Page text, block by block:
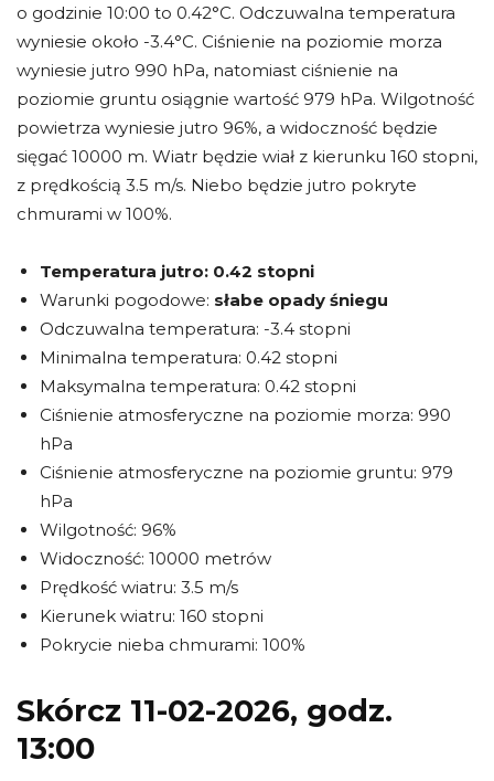
o godzinie 10:00 to 0.42°C. Odczuwalna temperatura
wyniesie około -3.4°C. Ciśnienie na poziomie morza
wyniesie jutro 990 hPa, natomiast ciśnienie na
poziomie gruntu osiągnie wartość 979 hPa. Wilgotność
powietrza wyniesie jutro 96%, a widoczność będzie
sięgać 10000 m. Wiatr będzie wiał z kierunku 160 stopni,
z prędkością 3.5 m/s. Niebo będzie jutro pokryte
chmurami w 100%.
Temperatura jutro: 0.42 stopni
Warunki pogodowe: słabe opady śniegu
Odczuwalna temperatura: -3.4 stopni
Minimalna temperatura: 0.42 stopni
Maksymalna temperatura: 0.42 stopni
Ciśnienie atmosferyczne na poziomie morza: 990
hPa
Ciśnienie atmosferyczne na poziomie gruntu: 979
hPa
Wilgotność: 96%
Widoczność: 10000 metrów
Prędkość wiatru: 3.5 m/s
Kierunek wiatru: 160 stopni
Pokrycie nieba chmurami: 100%
Skórcz 11-02-2026, godz.
13:00